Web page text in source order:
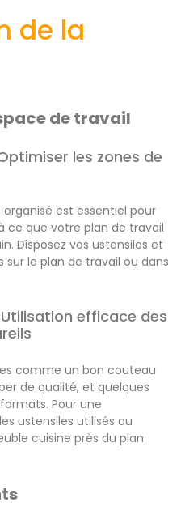
de la
de travail
les zones de
est essentiel pour
ce que votre plan de travail
Disposez vos ustensiles et
le plan de travail ou dans
efficace des
comme un bon couteau
de qualité, et quelques
Pour une
ustensiles utilisés au
cuisine près du plan